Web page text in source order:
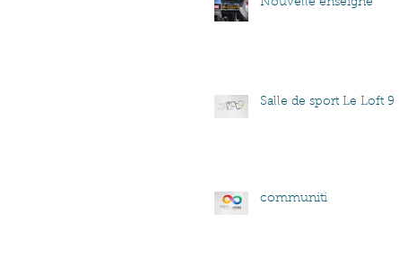
Salle de sport Le Loft 9
communiti